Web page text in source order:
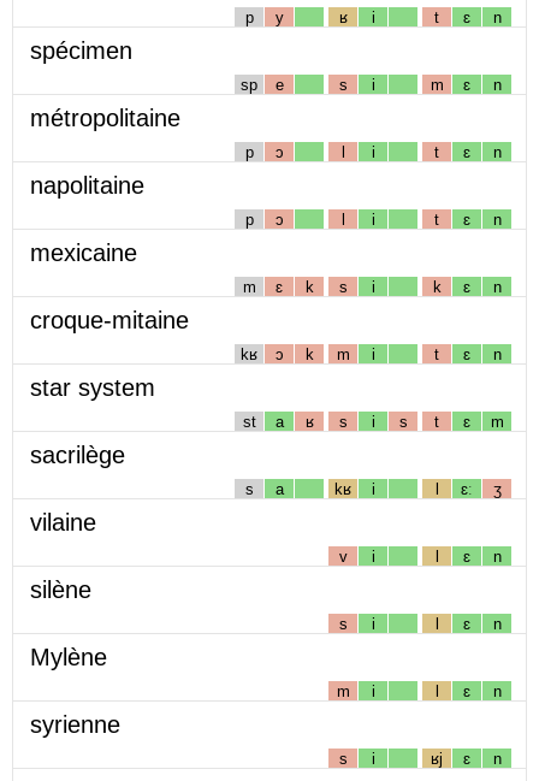
p y ʁ i t ɛ n
spécimen
sp e s i m ɛ n
métropolitaine
p ɔ l i t ɛ n
napolitaine
p ɔ l i t ɛ n
mexicaine
m ɛ k s i k ɛ n
croque-mitaine
kʁ ɔ k m i t ɛ n
star system
st a ʁ s i s t ɛ m
sacrilège
s a kʁ i l ɛː ʒ
vilaine
v i l ɛ n
silène
s i l ɛ n
Mylène
m i l ɛ n
syrienne
s i ʁj ɛ n